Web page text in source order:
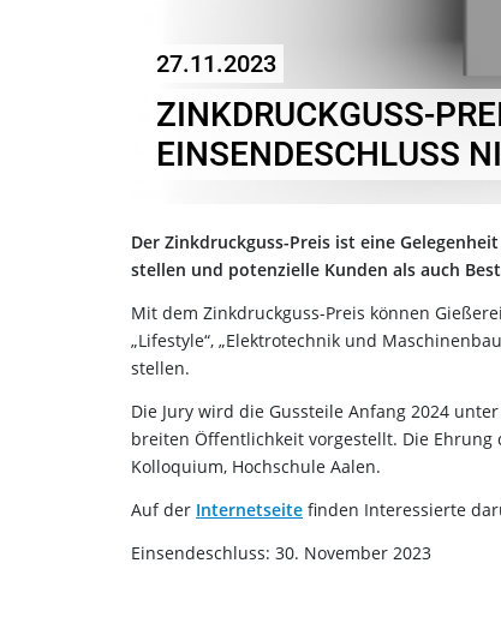
27.11.2023
ZINKDRUCKGUSS-
EINSENDESCHLUSS
Der Zinkdruckguss-Preis ist eine
stellen und potenzielle Kunden als auch
Mit dem Zinkdruckguss-Preis können
„Lifestyle“, „Elektrotechnik und
stellen.
Die Jury wird die Gussteile Anfang 2024
breiten Öffentlichkeit vorgestellt. Die
Kolloquium, Hochschule Aalen.
Auf der Internetseite finden Interessierte
Einsendeschluss: 30. November 2023